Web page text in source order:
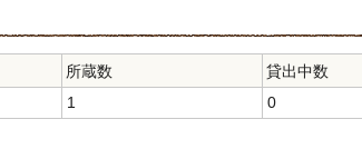
所蔵数 貸出中数
1 0